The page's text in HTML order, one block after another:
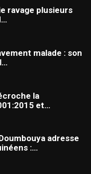
ravage plusieurs
malade : son
la
et…
adresse
:…